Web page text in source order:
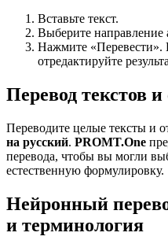
Вставьте текст.
Выберите
Нажмите «Перевести».
отредактируйте
Перевод текстов и
Переводите целые тексты и
на русский. PROMT.One
перевода, чтобы вы могли
естественную формулировку.
Нейронный
и терминология